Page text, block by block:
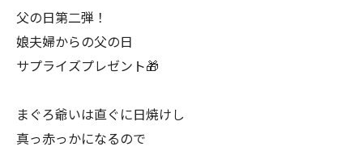
父の日第二弾！
娘夫婦からの父の日
サプライズプレゼント🎁
まぐろ爺いは直ぐに日焼けし
真っ赤っかになるので